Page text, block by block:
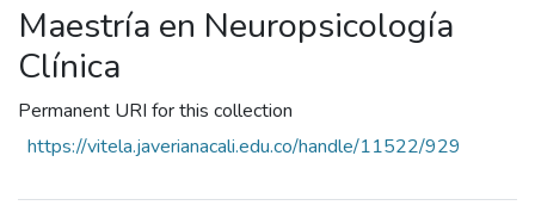
Maestría en Neuropsicología
Clínica
Permanent URI for this collection
https://vitela.javerianacali.edu.co/handle/11522/929